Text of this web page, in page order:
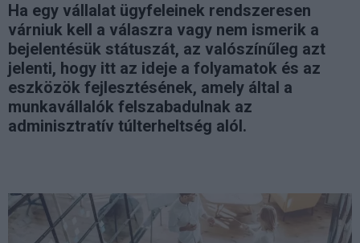
Ha egy vállalat ügyfeleinek rendszeresen
várniuk kell a válaszra vagy nem ismerik a
bejelentésük státuszát, az valószínűleg azt
jelenti, hogy itt az ideje a folyamatok és az
eszközök fejlesztésének, amely által a
munkavállalók felszabadulnak az
adminisztratív túlterheltség alól.